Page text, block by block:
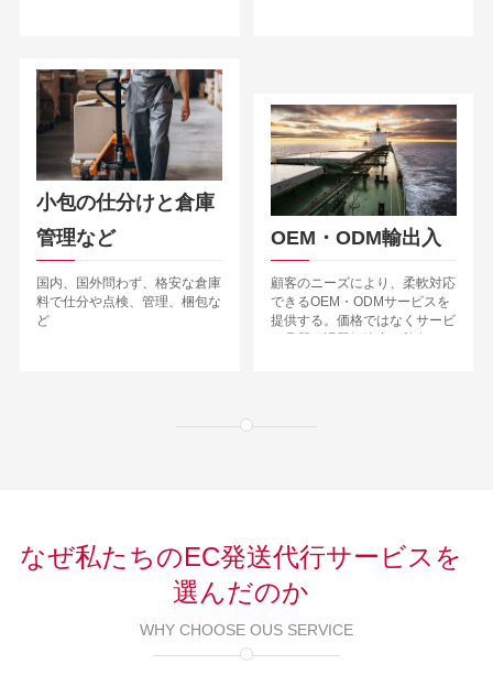
小包の仕分けと倉庫
管理など
国内、国外問わず、格安な倉庫
料で仕分や点検、管理、梱包な
ど
OEM・ODM輸出入
顧客のニーズにより、柔軟対応
できるOEM・ODMサービスを
提供する。価格ではなくサービ
なぜ私たちのEC発送代行サービスを
選んだのか
WHY CHOOSE OUS SERVICE